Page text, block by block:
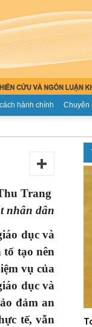
hành chính Chuyên
Trang
nhân dân
dục và
tố tạo nên
vụ của
dục và
đảm an
tế, vẫn